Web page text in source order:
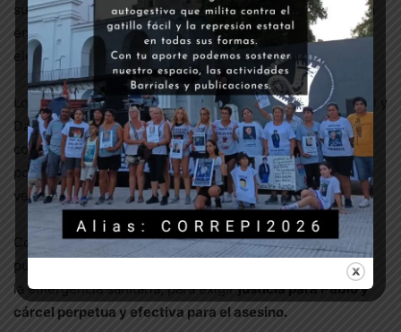
suspendía la jornada, y la sentencia, en lugar de ser leída
en audiencia ante la familia, será notificada por cédula
electrónica el miércoles 12 de mayo.
Los jueces José Ignacio Polizza, Susana Mabel Silvestrini y
Daniel Julio Mazzini no tuvieron empacho en hacernos
concurrir personalmente para escuchar las excusas del
policía, pero nos privan de presenciar la lectura del
veredicto.
Como durante las jornadas del juicio, estaremos en la
puerta del edificio, con todos los cuidados necesarios en
la emergencia sanitaria, para exigirjusticia para Pablo y
cárcel perpetua y efectiva para el asesino.